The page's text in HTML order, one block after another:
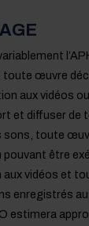
œuvre
aux vidéos
et diffuser de
sons, toute
être
aux vidéos et
enregistrés
estimera